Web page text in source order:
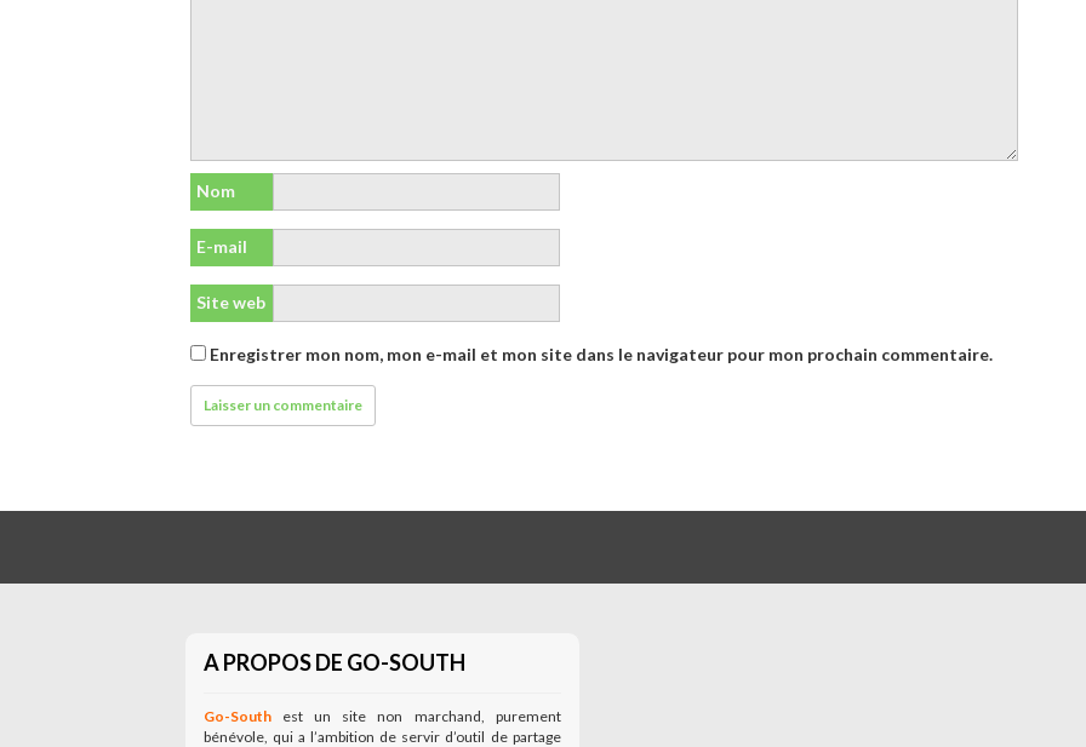
Nom
E-mail
Site web
Enregistrer mon nom, mon e-mail et mon site dans le navigateur pour mon prochain commentaire.
A PROPOS DE GO-SOUTH
Go-South est un site non marchand, purement
bénévole, qui a l’ambition de servir d’outil de partage